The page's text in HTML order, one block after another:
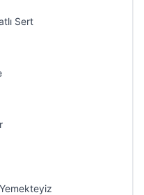
Sert